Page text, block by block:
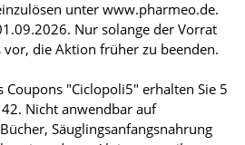
unter www.pharmeo.de.
Nur solange der Vorrat
die Aktion früher zu beenden.
Coupons "Ciclopoli5" erhalten Sie 5
Nicht anwendbar auf
Säuglingsanfangsnahrung